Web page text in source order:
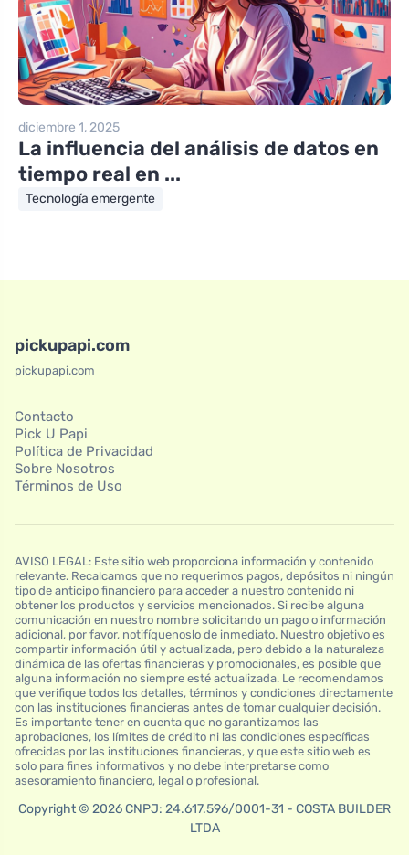
diciembre 1, 2025
La influencia del análisis de datos en
tiempo real en ...
Tecnología emergente
pickupapi.com
pickupapi.com
Contacto
Pick U Papi
Política de Privacidad
Sobre Nosotros
Términos de Uso
AVISO LEGAL: Este sitio web proporciona información y contenido
relevante. Recalcamos que no requerimos pagos, depósitos ni ningún
tipo de anticipo financiero para acceder a nuestro contenido ni
obtener los productos y servicios mencionados. Si recibe alguna
comunicación en nuestro nombre solicitando un pago o información
adicional, por favor, notifíquenoslo de inmediato. Nuestro objetivo es
compartir información útil y actualizada, pero debido a la naturaleza
dinámica de las ofertas financieras y promocionales, es posible que
alguna información no siempre esté actualizada. Le recomendamos
que verifique todos los detalles, términos y condiciones directamente
con las instituciones financieras antes de tomar cualquier decisión.
Es importante tener en cuenta que no garantizamos las
aprobaciones, los límites de crédito ni las condiciones específicas
ofrecidas por las instituciones financieras, y que este sitio web es
solo para fines informativos y no debe interpretarse como
asesoramiento financiero, legal o profesional.
Copyright © 2026 CNPJ: 24.617.596/0001-31 - COSTA BUILDER
LTDA